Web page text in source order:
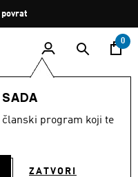
povrat
0
program koji te
ZATVORI
·